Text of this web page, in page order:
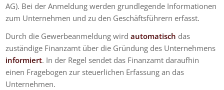
AG). Bei der Anmeldung werden grundlegende Informationen
zum Unternehmen und zu den Geschäftsführern erfasst.
Durch die Gewerbeanmeldung wirdautomatisch das
zuständige Finanzamt über die Gründung des Unternehmens
informiert. In der Regel sendet das Finanzamt daraufhin
einen Fragebogen zur steuerlichen Erfassung an das
Unternehmen.